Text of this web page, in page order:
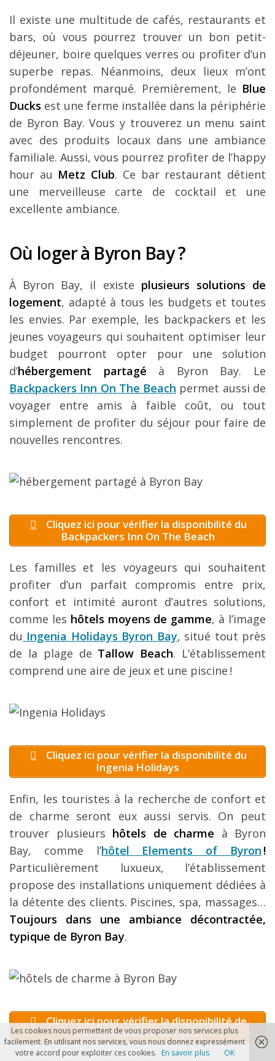
Il existe une multitude de cafés, restaurants et
bars, où vous pourrez trouver un bon petit-
déjeuner, boire quelques verres ou profiter d’un
superbe repas. Néanmoins, deux lieux m’ont
profondément marqué. Premièrement, le Blue
Ducks est une ferme installée dans la périphérie
de Byron Bay. Vous y trouverez un menu saint
avec des produits locaux dans une ambiance
familiale. Aussi, vous pourrez profiter de l’happy
hour au Metz Club. Ce bar restaurant détient
une merveilleuse carte de cocktail et une
excellente ambiance.
Où loger à Byron Bay ?
À Byron Bay, il existe plusieurs solutions de
logement, adapté à tous les budgets et toutes
les envies. Par exemple, les backpackers et les
jeunes voyageurs qui souhaitent optimiser leur
budget pourront opter pour une solution
d’hébergement partagé à Byron Bay. Le
Backpackers Inn On The Beach permet aussi de
voyager entre amis à faible coût, ou tout
simplement de profiter du séjour pour faire de
nouvelles rencontres.
Cliquez ici pour vérifier la disponibilité du
Backpackers Inn On The Beach
Les familles et les voyageurs qui souhaitent
profiter d’un parfait compromis entre prix,
confort et intimité auront d’autres solutions,
comme les hôtels moyens de gamme, à l’image
du Ingenia Holidays Byron Bay, situé tout près
de la plage de Tallow Beach. L’établissement
comprend une aire de jeux et une piscine !
Cliquez ici pour vérifier la disponibilité du
Ingenia Holidays
Enfin, les touristes à la recherche de confort et
de charme seront eux aussi servis. On peut
trouver plusieurs hôtels de charme à Byron
Bay, comme l’hôtel Elements of Byron !
Particulièrement luxueux, l’établissement
propose des installations uniquement dédiées à
la détente des clients. Piscines, spa, massages…
Toujours dans une ambiance décontractée,
typique de Byron Bay.
Cliquez ici pour vérifier la disponibilité de
l’Hôtel Elements Of Byron
Les cookies nous permettent de vous proposer nos services plus
facilement. En utilisant nos services, vous nous donnez expressément
votre accord pour exploiter ces cookies. En savoir plus OK